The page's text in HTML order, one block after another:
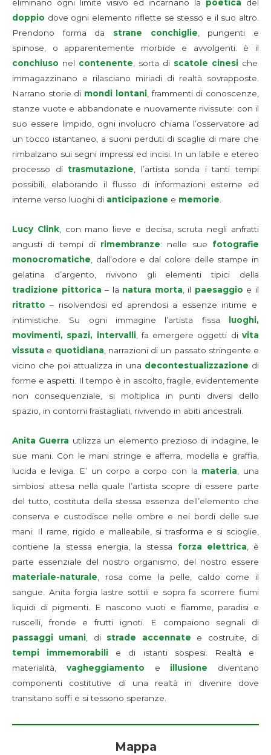
eliminano ogni limite visivo ed incarnano la poetica del
doppio dove ogni elemento riflette se stesso e il suo altro.
Prendono forma da strane conchiglie, pungenti e
spinose, o apparentemente morbide e avvolgenti: è il
conchiuso nel contenente, sorta di scatole cinesi che
immagazzinano e rilasciano miriadi di realtà sovrapposte.
Narrano storie di mondi lontani, frammenti di conoscenze,
stanze vuote e abbandonate e nuovamente rivissute: con il
suo essere limpido, ogni involucro chiama l’osservatore ad
un tocco istantaneo, a suoni perduti di scaglie di mare che
rimbalzano sui segni impressi ed incisi. In un labile e etereo
processo ditrasmutazione, l’artista sonda i tanti tempi
possibili, elaborando il flusso di informazioni esterne ed
interne verso luoghi di anticipazione e memorie.
Lucy Clink, con mano lieve e decisa, scruta negli anfratti
angusti di tempi dirimembranze: nelle sue fotografie
monocromatiche, dall’odore e dal colore delle stampe in
gelatina d’argento, rivivono gli elementi tipici della
tradizione pittorica – la natura morta, il paesaggio e il
ritratto – risolvendosi ed aprendosi a essenze intime e
intimistiche. Su ogni immagine l’artista fissa
luoghi,
movimenti, spazi, intervalli, fa emergere oggetti divita
vissuta e quotidiana, narrazioni di un passato stringente e
vicino che poi attualizza in una decontestualizzazione di
forme e aspetti. Il tempo è in ascolto, fragile, evidentemente
non consequenziale, si moltiplica in punti diversi dello
spazio, in contorni frastagliati, rivivendo in abiti ancestrali.
Anita Guerra utilizza un elemento prezioso di indagine, le
sue mani. Con le mani stringe e afferra, modella e graffia,
lucida e leviga. E’ un corpo a corpo con la materia , una
simbiosi attesa nella quale l’artista scopre di essere parte
del tutto, costituta della stessa essenza dell’elemento che
conserva e custodisce nelle ombre e nei bordi delle sue
mani. Il rame, rigido e malleabile, si trasforma e si scioglie,
contiene la stessa energia, la stessa forza elettrica , è
parte essenziale del nostro organismo, del nostro essere
materiale-naturale , rosa come la pelle, caldo come il
sangue. Anita forgia lastre sottili e sopra fa scorrere fiumi
liquidi di pigmenti. E nascono vuoti e fiamme, paradisi e
ruscelli, fronde e frutti ignoti. E compaiono segnali di
passaggi umani , di strade accennate e costruite, di
tempi immemorabili e di istanti sospesi. Realtà e
materialità, vagheggiamento e illusione diventano
componenti costitutive di una realtà in divenire dove
transitano soffi e si tessono speranze.
Mappa